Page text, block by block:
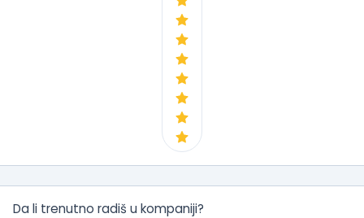
Da li trenutno radiš u kompaniji?